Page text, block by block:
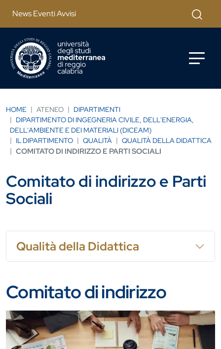
News Eventi Avvisi Cerca
HOME ATENEO
DIPARTIMENTI
DIPARTIMENTO DI INGEGNERIA CIVILE, DELL'ENERGIA,
DELL'AMBIENTE E DEI MATERIALI (DICEAM)
IL DIPARTIMENTO
QUALITÀ QUALITÀ DELLA DIDATTICA
COMITATO DI INDIRIZZO E PARTI SOCIALI
Comitato di indirizzo e Parti
Sociali
Qualità della Didattica
Comitato di indirizzo
Immagine